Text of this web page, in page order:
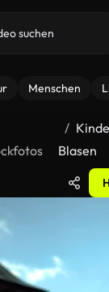
Menschen
Blasen